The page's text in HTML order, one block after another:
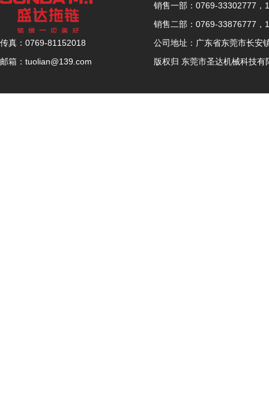
传真：0769-81152018
邮箱：tuolian@139.com
销售一部：0769-33302777，
销售二部：0769-33876777，
公司地址：广东省东莞市长安
版权归 东莞市圣达机械科技有